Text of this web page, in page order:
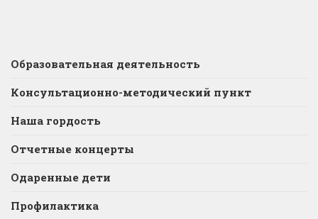
Образовательная деятельность
Консультационно-методический пункт
Наша гордость
Отчетные концерты
Одаренные дети
Профилактика